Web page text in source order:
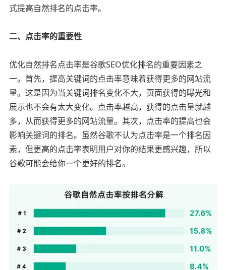
式提高自然排名的点击率。
二、点击率的重要性
优化自然排名点击率是谷歌SEO优化排名的重要因素之
一。首先，提高关键词的点击率意味着获得更多的网站流
量。这是因为当关键词排名变化不大，页面获得的曝光和
展示也不会有太大变化。点击率越高，获得的点击量就越
多，从而获得更多的网站流量。其次，点击率的提高也会
影响关键词的排名。虽然谷歌不认为点击率是一个排名因
素，但更高的点击率表明用户对你的结果更感兴趣，所以
谷歌可能会给你一个更好的排名。